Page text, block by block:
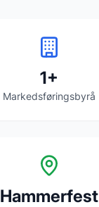
1+
Markedsføringsbyrå
Hammerfest